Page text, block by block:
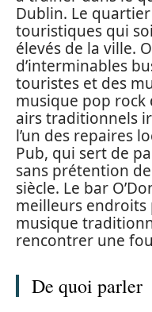
Dublin. Le
touristiques qui
élevés de la ville.
d’interminables
touristes et des
musique pop rock
airs traditionnels
l’un des repaires
Pub, qui sert de
sans prétention
siècle. Le bar
meilleurs
musique
rencontrer une
De quoi parler